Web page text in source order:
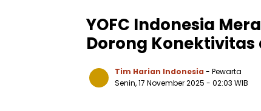
YOFC Indonesia
Dorong
Tim Harian Indonesia - Pewarta
Senin, 17 November 2025 - 02:03 WIB